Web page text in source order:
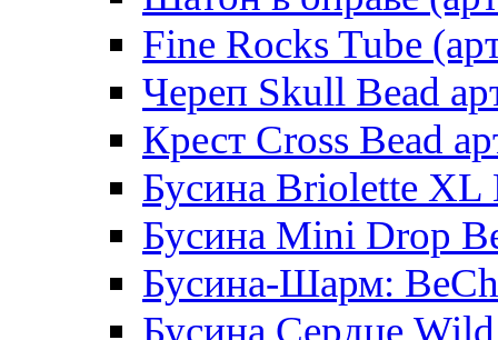
Fine Rocks Tube
Череп Skull Bead
Крест Cross Bead
Бусина Briolette XL
Бусина Mini Drop
Бусина-Шарм:
Бусина Сердце